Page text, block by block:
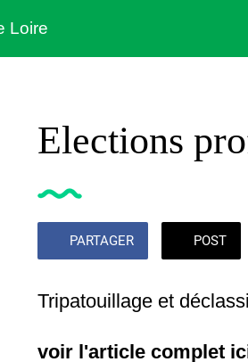
Loire
Elections
PARTAGER POST
Tripatouillage et
voir l'article complet